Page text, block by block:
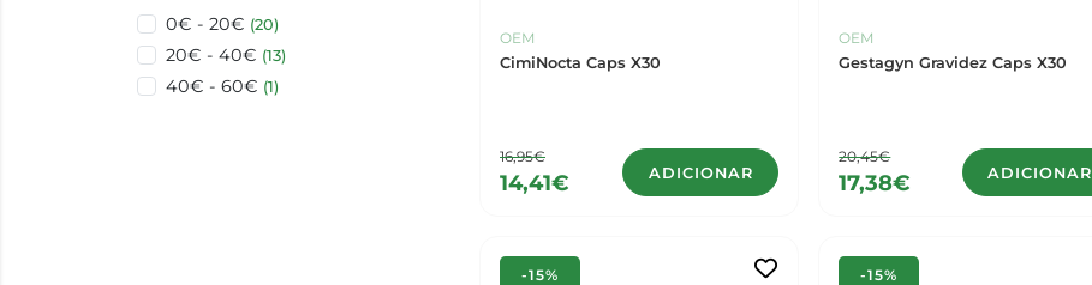
0€ - 20€ (20)
20€ - 40€ (13)
40€ - 60€ (1)
OEM
CimiNocta Caps X30
16,95€
14,41€ ADICIONAR
OEM
Gestagyn Gravidez Caps X30
20,45€
17,38€ ADICIONAR
-15% -15%